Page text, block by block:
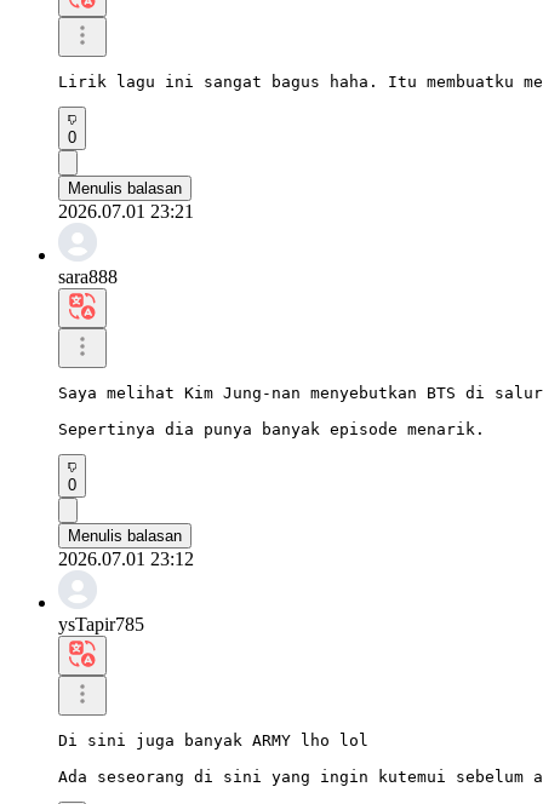
Lirik lagu ini sangat bagus haha. Itu membuatku
0
Menulis balasan
2026.07.01 23:21
sara888
Saya melihat Kim Jung-nan menyebutkan BTS di
Sepertinya dia punya banyak episode menarik.
0
Menulis balasan
2026.07.01 23:12
ysTapir785
Di sini juga banyak ARMY lho lol
Ada seseorang di sini yang ingin kutemui sebelum